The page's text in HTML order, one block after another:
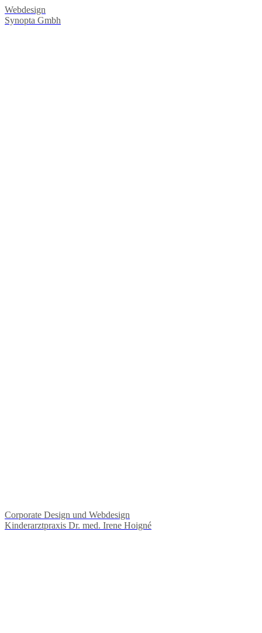
Webdesign
Synopta Gmbh
Corporate Design und Webdesign
Kinderarztpraxis Dr. med. Irene Hoigné